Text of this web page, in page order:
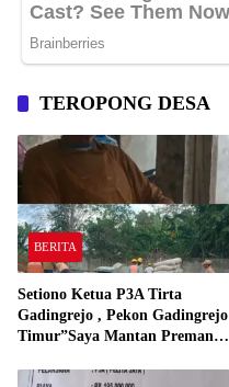
TEROPONG DESA
BERITA
Setiono Ketua P3A Tirta
Gadingrejo , Pekon Gadingrejo
Timur”Saya Mantan Preman
Gadingrejo Tahun 2000″